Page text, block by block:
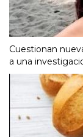
Cuestionan
a una